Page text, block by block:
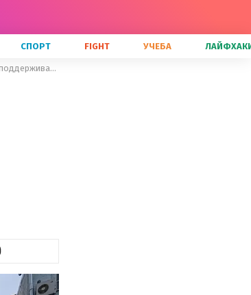
СПОРТ FIGHT УЧЕБА
Следует за кораблем, – в Израиле отменили выступление российского театра, поддерживающего войну